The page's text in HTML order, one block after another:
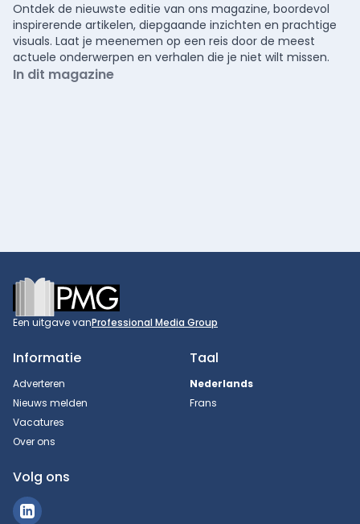
Ontdek de nieuwste editie van ons magazine, boordevol
inspirerende artikelen, diepgaande inzichten en prachtige
visuals. Laat je meenemen op een reis door de meest
actuele onderwerpen en verhalen die je niet wilt missen.
In dit magazine
Footer
Een uitgave vanProfessional Media Group
Informatie
Adverteren
Nieuws melden
Vacatures
Over ons
Taal
Nederlands
Frans
Volg ons